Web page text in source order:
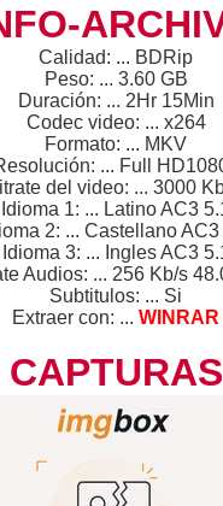
Calidad: ... BDRip
Peso: ... 3.60 GB
Duración: ... 2Hr 15Min
Codec video: ... x264
Formato: ... MKV
... Full
del video: ... 3000
Idioma 1: ... Latino AC3
2: ... Castellano AC3
Idioma 3: ... Ingles AC3
Audios: ... 256 Kb/s
Subtitulos: ... Si
Extraer con: ... WINRAR
CAPTURAS